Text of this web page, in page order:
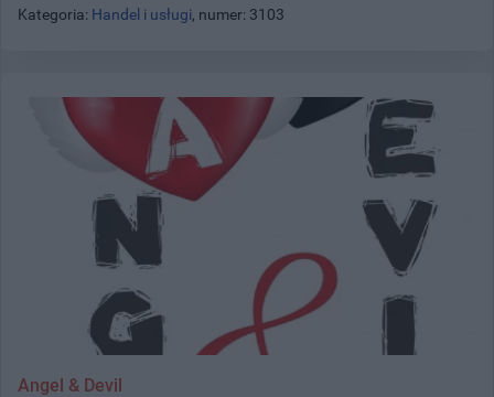
Kategoria: Handel i usługi, numer: 3103
Angel & Devil